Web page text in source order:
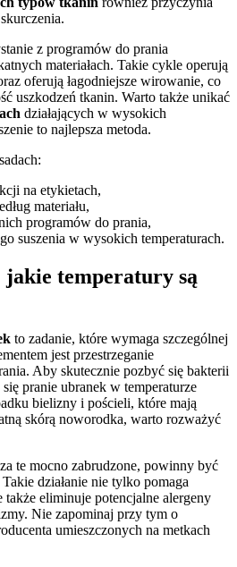
z programów do prania
materiałach. Takie cykle operują
oferują łagodniejsze wirowanie, co
uszkodzeń tkanin. Warto także unikać
działających w wysokich
to najlepsza metoda.
na etykietach,
materiału,
programów do prania,
suszenia w wysokich temperaturach.
jakie temperatury są
to zadanie, które wymaga szczególnej
jest przestrzeganie
Aby skutecznie pozbyć się bakterii
pranie ubranek w temperaturze
bielizny i pościeli, które mają
skórą noworodka, warto rozważyć
te mocno zabrudzone, powinny być
działanie nie tylko pomaga
eliminuje potencjalne alergeny
Nie zapominaj przy tym o
umieszczonych na metkach